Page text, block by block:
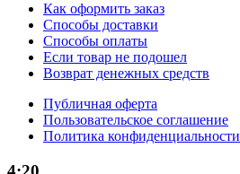
Как оформить заказ
Способы доставки
Способы оплаты
Если товар не подошел
Возврат денежных средств
Публичная оферта
Пользовательское соглашение
Политика конфиденциальности